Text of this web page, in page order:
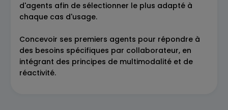
d'agents afin de sélectionner le plus adapté à
chaque cas d'usage.
Concevoir ses premiers agents pour répondre à
des besoins spécifiques par collaborateur, en
intégrant des principes de multimodalité et de
réactivité.